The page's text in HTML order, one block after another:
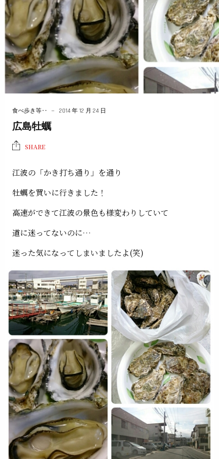
食べ歩き等‥ 2014 年 12 月 24 日
広島牡蠣
SHARE
江波の「かき打ち通り」を通り
牡蠣を買いに行きました！
高速ができて江波の景色も様変わりしていて
道に迷ってないのに…
迷った気になってしまいましたよ(笑)